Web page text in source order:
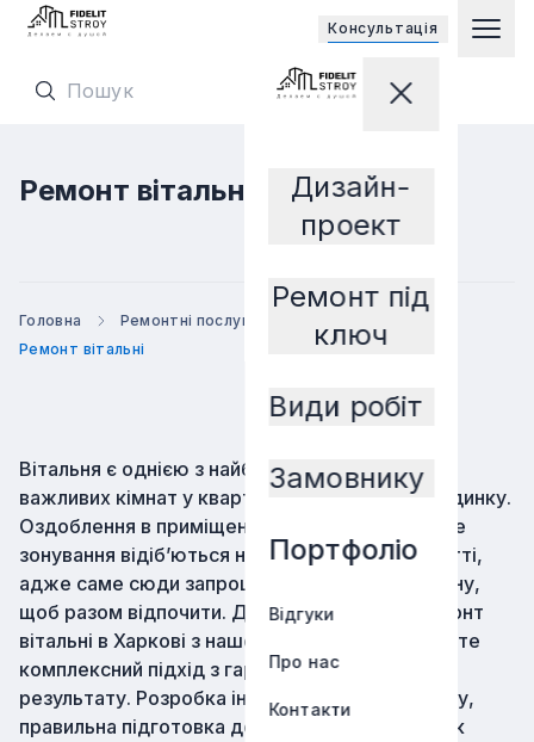
Перейти на головну сторінку
Дизайн-
проект
Ремонт під
ключ
Види робіт
Замовнику
Портфоліо
Відгуки
Про нас
Контакти
Замовнику
Консультацiя Відкриває
Ремонт вітальні
Головна Ремонтні послуги
Ремонт вітальні
Вітальня є однією з найбільш відвідуваних та
важливих кімнат у квартирі чи приватному будинку.
Оздоблення в приміщенні, правильно виконане
зонування відіб’ються на загальному сприйнятті,
адже саме сюди запрошують гостей та родину,
щоб разом відпочити. Дізнайтесь ціни на ремонт
вітальні в Харкові з нашого прайсу та отримайте
комплексний підхід з гарантією відмінного
результату. Розробка індивідуального проекту,
правильна підготовка дозволяють виконати як